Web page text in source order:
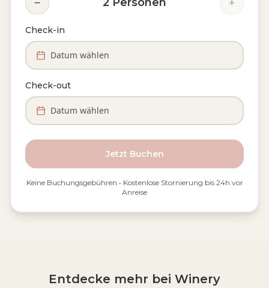
Check-in
Datum wählen
Check-out
Datum wählen
Jetzt Buchen
Keine Buchungsgebühren • Kostenlose Stornierung bis 24h vor
Anreise
Entdecke mehr bei Winery